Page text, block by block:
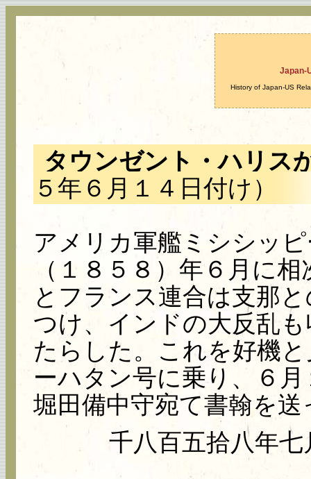
Japan-
History of Japan-US
タウンゼント・ハリス
５年６月１４日付け）
アメリカ軍艦ミシシッ
（１８５８）年６月に
とフランス連合は支那
つけ、インドの大反乱
たらした。これを好機
ーハタン号に乗り、６
堀田備中守宛て書翰を
千八百五拾八年